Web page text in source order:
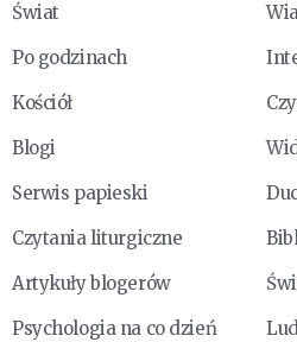
Świat
Po godzinach
Kościół
Blogi
Serwis papieski
Czytania liturgiczne
Artykuły blogerów
Psychologia na co dzień